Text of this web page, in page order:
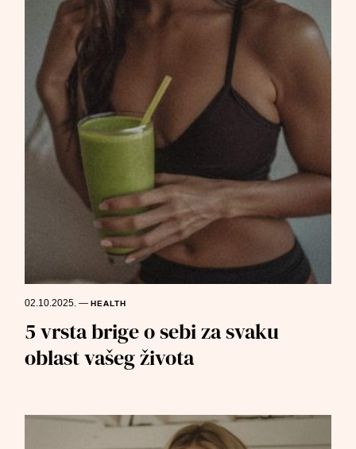
02.10.2025.—HEALTH
5 vrsta brige o sebi za svaku
oblast vašeg života